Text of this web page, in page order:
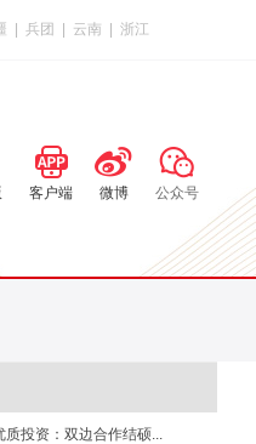
兵团 云南 浙江
客户端 微博 公众号
质投资：双边合作结硕...